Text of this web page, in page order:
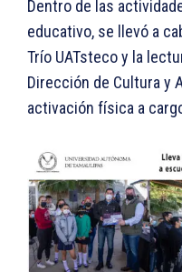
Dentro de las
educativo, se llevó a
Trío UATsteco y la
Dirección de Cultura y
activación física a